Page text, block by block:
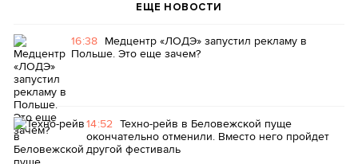
ЕЩЕ НОВОСТИ
16:38 Медцентр «ЛОДЭ» запустил рекламу в
Польше. Это еще зачем?
14:52 Техно-рейв в Беловежской пуще
окончательно отменили. Вместо него пройдет
другой фестиваль